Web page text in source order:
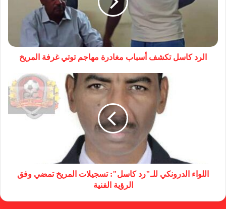
الرد كاسل تكشف أسباب مغادرة مهاجم توتي غرفة المريخ
اللواء الدرونكي للـ"رد كاسل": تسجيلات المريخ تمضي وفق
الرؤية الفنية